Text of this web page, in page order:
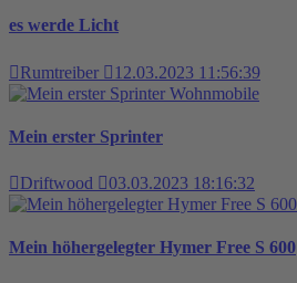
es werde Licht
Rumtreiber
12.03.2023 11:56:39
Wohnmobile
Mein erster Sprinter
Driftwood
03.03.2023 18:16:32
Mein höhergelegter Hymer Free S 600